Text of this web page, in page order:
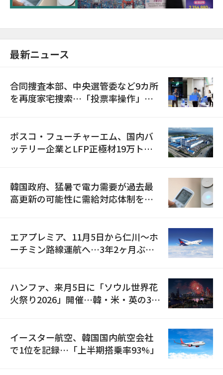
最新ニュース
合同捜査本部、中央選管委など9カ所
を再度家宅捜索…「投票率操作」の
ポスコ・フューチャーエム、国内バ
ッテリー企業とLFP正極材19万トン
韓国政府、猛暑で電力需要が過去最
高更新の可能性に需給対応体制を点
エアプレミア、11月5日から仁川〜ホ
ーチミン路線運航へ…3年2ヶ月ぶり
ハンファ、来月5日に「ソウル世界花
火祭り2026」開催…韓・米・英の3カ
イースター航空、韓国国内航空会社
で1位を記録…「上半期搭乗率93%」